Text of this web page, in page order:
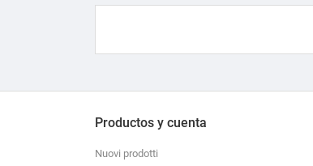
Productos y cuenta
Nuovi prodotti